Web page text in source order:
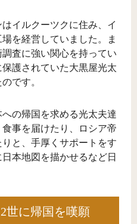
イルクーツクに住み、イ
を経営していました。ま
査に強い関心を持ってい
護されていた大黒屋光太
です。
の帰国を求める光太夫達
事を届けたり、ロシア帝
と、手厚くサポートをす
本地図を描かせるなど日
世に帰国を嘆願